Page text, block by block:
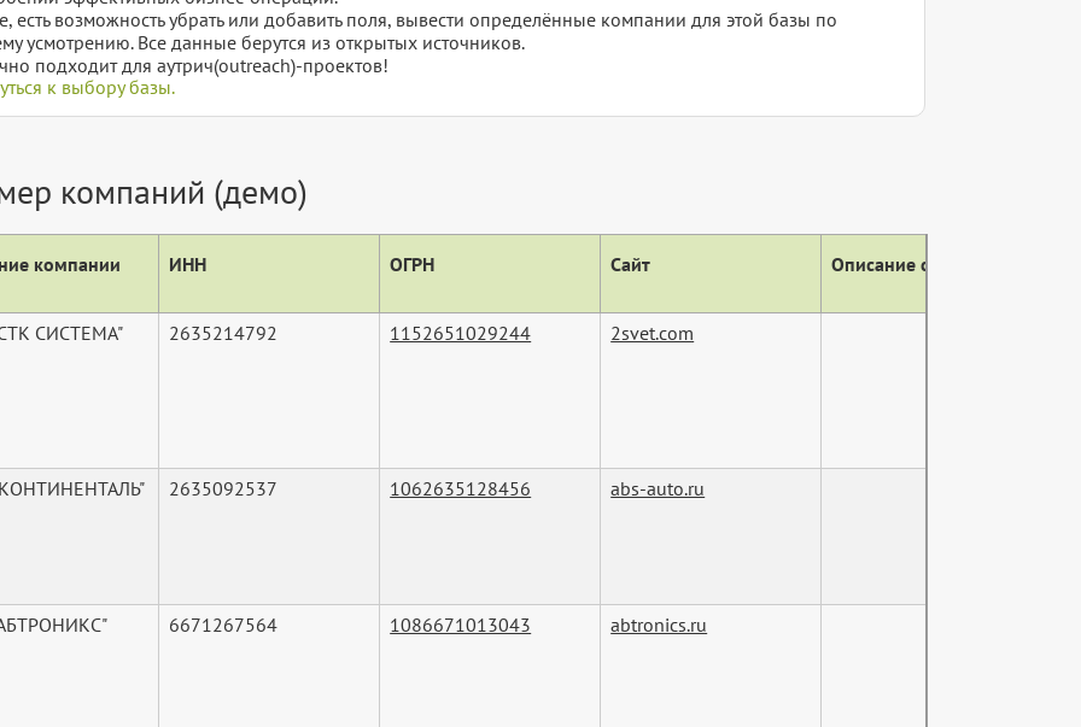
есть возможность убрать или добавить поля, вывести определённые компании для этой базы по
усмотрению. Все данные берутся из открытых источников.
подходит для аутрич(outreach)-проектов!
к выбору базы.
компаний (демо)
компании ИНН ОГРН Сайт Описание сайта (тег
СИСТЕМА" 2635214792 1152651029244 2svet.com
2635092537 1062635128456 abs-auto.ru
6671267564 1086671013043 abtronics.ru